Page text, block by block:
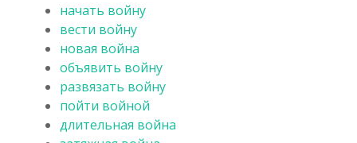
начать войну
вести войну
новая война
объявить войну
развязать войну
пойти войной
длительная война